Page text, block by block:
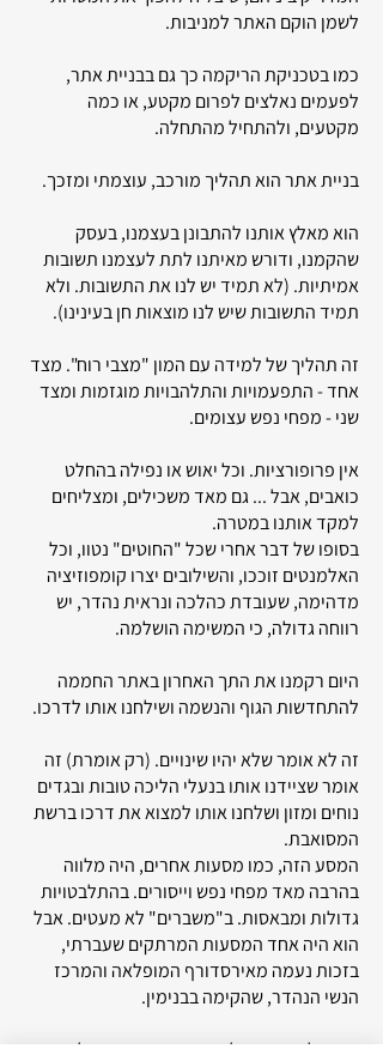
לשמן הוקם האתר למניבות.
כמו בטכניקת הריקמה כך גם בבניית אתר,
לפעמים נאלצים לפרום מקטע, או כמה
מקטעים, ולהתחיל מהתחלה.
בניית אתר הוא תהליך מורכב, עוצמתי ומזכך.
הוא מאלץ אותנו להתבונן בעצמנו, בעסק
שהקמנו, ודורש מאיתנו לתת לעצמנו תשובות
אמיתיות. (לא תמיד יש לנו את התשובות. ולא
תמיד התשובות שיש לנו מוצאות חן בעינינו).
זה תהליך של למידה עם המון "מצבי רוח". מצד
אחד - התפעמויות והתלהבויות מוגזמות ומצד
שני - מפחי נפש עצומים.
אין פרופורציות. וכל יאוש או נפילה בהחלט
כואבים, אבל ... גם מאד משכילים, ומצליחים
למקד אותנו במטרה.
בסופו של דבר אחרי שכל "החוטים" נטוו, וכל
האלמנטים זוככו, והשילובים יצרו קומפוזיציה
מדהימה, שעובדת כהלכה ונראית נהדר, יש
רווחה גדולה, כי המשימה הושלמה.
היום רקמנו את התך האחרון באתר החממה
להתחדשות הגוף והנשמה ושילחנו אותו לדרכו.
זה לא אומר שלא יהיו שינויים. (רק אומרת) זה
אומר שציידנו אותו בנעלי הליכה טובות ובגדים
נוחים ומזון ושלחנו אותו למצוא את דרכו ברשת
המסואבת.
המסע הזה, כמו מסעות אחרים, היה מלווה
בהרבה מאד מפחי נפש וייסורים. בהתלבטויות
גדולות ומבאסות. ב"משברים" לא מעטים. אבל
הוא היה אחד המסעות המרתקים שעברתי,
בזכות נעמה מאירסדורף המופלאה והמרכז
הנשי הנהדר, שהקימה בבנימין.
תודה לך נעמה על ההזדמנות הנעימה להסחף